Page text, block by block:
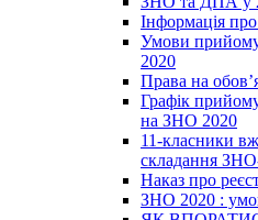
Інформація
Умови прийому
2020
Права на
Графік
на ЗНО 2020
11-класники
складання
Наказ про
ЗНО 2020 :